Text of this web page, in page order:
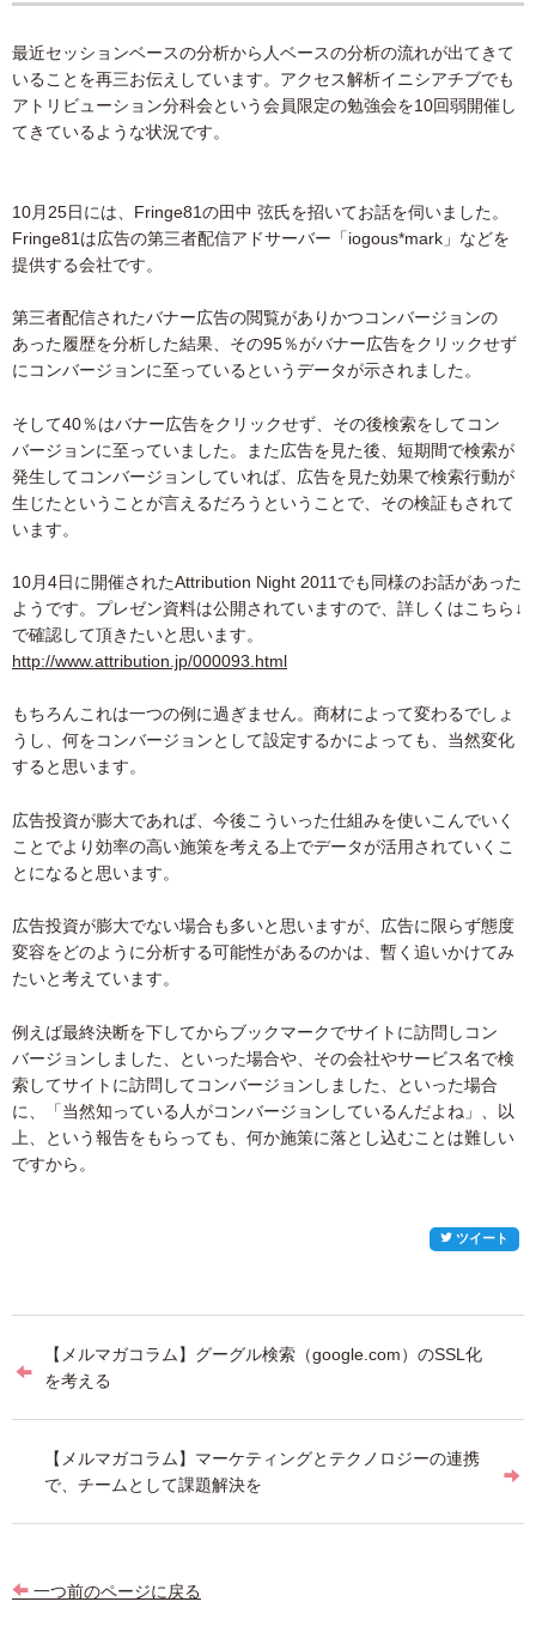
最近セッションベースの分析から人ベースの分析の流れが出てきて
いることを再三お伝えしています。アクセス解析イニシアチブでも
アトリビューション分科会という会員限定の勉強会を10回弱開催し
てきているような状況です。
10月25日には、Fringe81の田中 弦氏を招いてお話を伺いました。
Fringe81は広告の第三者配信アドサーバー「iogous*mark」などを
提供する会社です。
第三者配信されたバナー広告の閲覧がありかつコンバージョンの
あった履歴を分析した結果、その95％がバナー広告をクリックせず
にコンバージョンに至っているというデータが示されました。
そして40％はバナー広告をクリックせず、その後検索をしてコン
バージョンに至っていました。また広告を見た後、短期間で検索が
発生してコンバージョンしていれば、広告を見た効果で検索行動が
生じたということが言えるだろうということで、その検証もされて
います。
10月4日に開催されたAttribution Night 2011でも同様のお話があった
ようです。プレゼン資料は公開されていますので、詳しくはこちら↓
で確認して頂きたいと思います。
http://www.attribution.jp/000093.html
もちろんこれは一つの例に過ぎません。商材によって変わるでしょ
うし、何をコンバージョンとして設定するかによっても、当然変化
すると思います。
広告投資が膨大であれば、今後こういった仕組みを使いこんでいく
ことでより効率の高い施策を考える上でデータが活用されていくこ
とになると思います。
広告投資が膨大でない場合も多いと思いますが、広告に限らず態度
変容をどのように分析する可能性があるのかは、暫く追いかけてみ
たいと考えています。
例えば最終決断を下してからブックマークでサイトに訪問しコン
バージョンしました、といった場合や、その会社やサービス名で検
索してサイトに訪問してコンバージョンしました、といった場合
に、「当然知っている人がコンバージョンしているんだよね」、以
上、という報告をもらっても、何か施策に落とし込むことは難しい
ですから。
ツイート
稿
ナ
ー
【メルマガコラム】グーグル検索（google.com）のSSL化
を考える
【メルマガコラム】マーケティングとテクノロジーの連携
で、チームとして課題解決を
一つ前のページに戻る